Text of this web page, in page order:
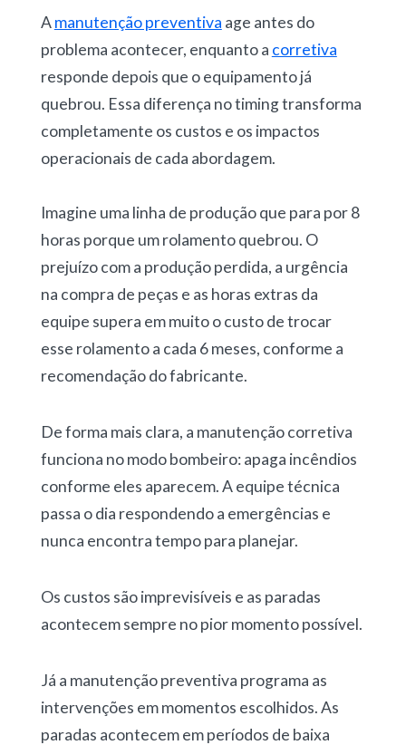
Amanutenção preventiva age antes do
problema acontecer, enquanto a corretiva
responde depois que o equipamento já
quebrou. Essa diferença no timing transforma
completamente os custos e os impactos
operacionais de cada abordagem.
Imagine uma linha de produção que para por 8
horas porque um rolamento quebrou. O
prejuízo com a produção perdida, a urgência
na compra de peças e as horas extras da
equipe supera em muito o custo de trocar
esse rolamento a cada 6 meses, conforme a
recomendação do fabricante.
De forma mais clara, a manutenção corretiva
funciona no modo bombeiro: apaga incêndios
conforme eles aparecem. A equipe técnica
passa o dia respondendo a emergências e
nunca encontra tempo para planejar.
Os custos são imprevisíveis e as paradas
acontecem sempre no pior momentopossível.
Já a manutenção preventiva programa as
intervenções em momentos escolhidos.As
paradas acontecem em períodos de baixa